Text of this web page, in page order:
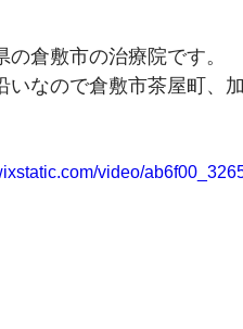
の倉敷市の治療院です。
いなので倉敷市茶屋町、
video/